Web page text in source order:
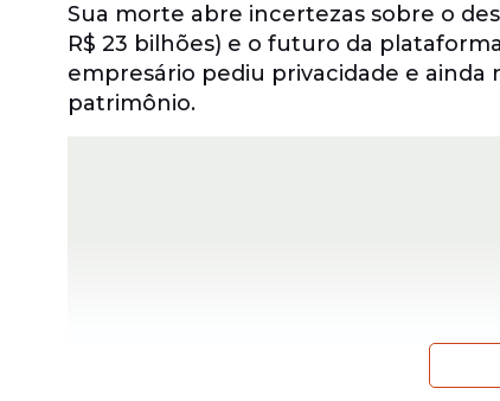
Sua morte abre incertezas sobre o
R$ 23 bilhões) e o futuro da
empresário pediu privacidade e ainda
patrimônio.